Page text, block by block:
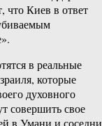
что Киев в ответ
в реальные
которые
духовного
совершить свое